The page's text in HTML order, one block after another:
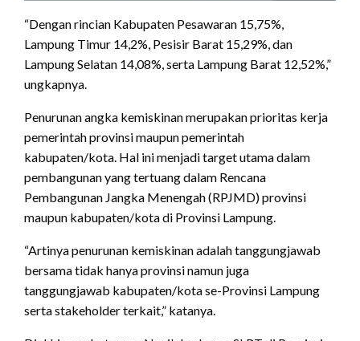
“Dengan rincian Kabupaten Pesawaran 15,75%,
Lampung Timur 14,2%, Pesisir Barat 15,29%, dan
Lampung Selatan 14,08%, serta Lampung Barat 12,52%,”
ungkapnya.
Penurunan angka kemiskinan merupakan prioritas kerja
pemerintah provinsi maupun pemerintah
kabupaten/kota. Hal ini menjadi target utama dalam
pembangunan yang tertuang dalam Rencana
Pembangunan Jangka Menengah (RPJMD) provinsi
maupun kabupaten/kota di Provinsi Lampung.
“Artinya penurunan kemiskinan adalah tanggungjawab
bersama tidak hanya provinsi namun juga
tanggungjawab kabupaten/kota se-Provinsi Lampung
serta stakeholder terkait,” katanya.